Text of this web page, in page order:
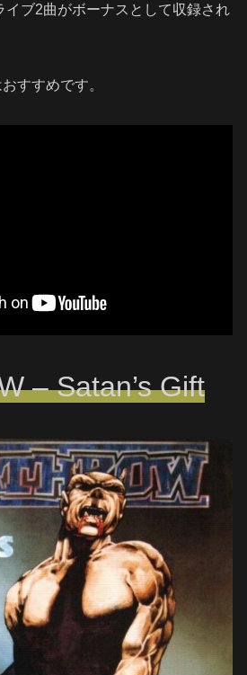
イブ2曲がボーナスとして収録され
すすめです。
– Satan’s Gift